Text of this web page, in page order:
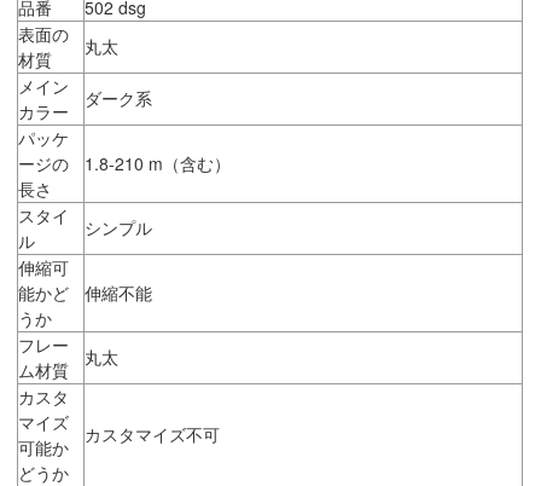
品番
502 dsg
表面の
材質
丸太
メイン
カラー
ダーク系
パッケ
ージの
長さ
1.8-210 m（含む）
スタイ
ル
シンプル
伸縮可
能かど
うか
伸縮不能
フレー
ム材質
丸太
カスタ
マイズ
可能か
どうか
カスタマイズ不可